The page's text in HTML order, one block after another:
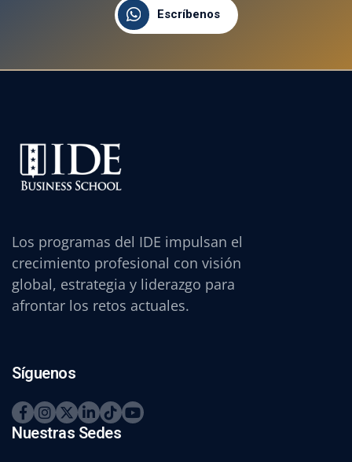
Escríbenos
Los programas del IDE impulsan el
crecimiento profesional con visión
global, estrategia y liderazgo para
afrontar los retos actuales.
Síguenos
Nuestras Sedes